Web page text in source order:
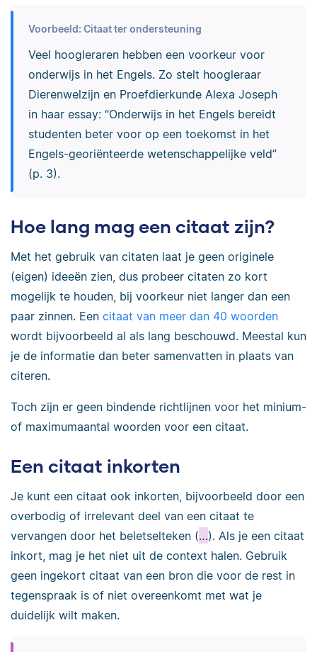
Voorbeeld: Citaat ter ondersteuning
Veel hoogleraren hebben een voorkeur voor
onderwijs in het Engels. Zo stelt hoogleraar
Dierenwelzijn en Proefdierkunde Alexa Joseph
in haar essay: “Onderwijs in het Engels bereidt
studenten beter voor op een toekomst in het
Engels-georiënteerde wetenschappelijke veld”
(p. 3).
Hoe lang mag een citaat zijn?
Met het gebruik van citaten laat je geen originele
(eigen) ideeën zien, dus probeer citaten zo kort
mogelijk te houden, bij voorkeur niet langer dan een
paar zinnen. Een citaat van meer dan 40 woorden
wordt bijvoorbeeld al als lang beschouwd. Meestal kun
je de informatie dan beter samenvatten in plaats van
citeren.
Toch zijn er geen bindende richtlijnen voor het minium-
of maximumaantal woorden voor een citaat.
Een citaat inkorten
Je kunt een citaat ook inkorten, bijvoorbeeld door een
overbodig of irrelevant deel van een citaat te
vervangen door het beletselteken (…). Als je een citaat
inkort, mag je het niet uit de context halen. Gebruik
geen ingekort citaat van een bron die voor de rest in
tegenspraak is of niet overeenkomt met wat je
duidelijk wilt maken.